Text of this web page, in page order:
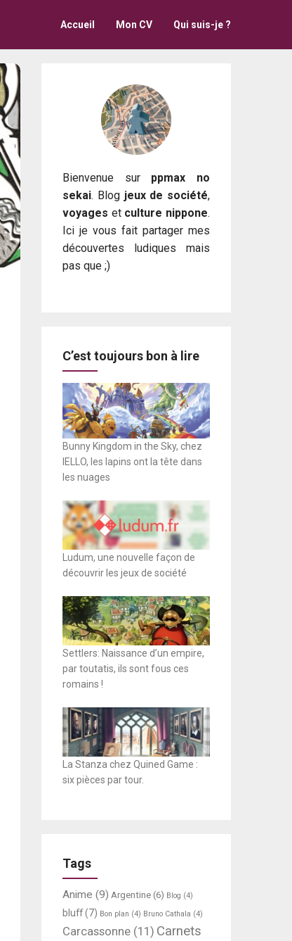
Accueil Mon CV Qui suis-je ?
Bienvenue sur ppmax no
sekai. Blog jeux de société,
voyages et culture nippone.
Ici je vous fait partager mes
découvertes ludiques mais
pas que ;)
C’est toujours bon à lire
Bunny Kingdom in the Sky, chez
IELLO, les lapins ont la tête dans
les nuages
Ludum, une nouvelle façon de
découvrir les jeux de société
Settlers: Naissance d’un empire,
par toutatis, ils sont fous ces
romains !
La Stanza chez Quined Game :
six pièces par tour.
Tags
Anime (9) Argentine (6) Blog (4)
bluff(7) Bon plan (4) Bruno Cathala (4)
Carcassonne (11) Carnets